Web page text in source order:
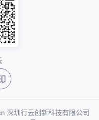
深圳行云创新科技有限公司